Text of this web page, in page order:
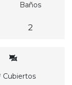
Baños
2
Cubiertos